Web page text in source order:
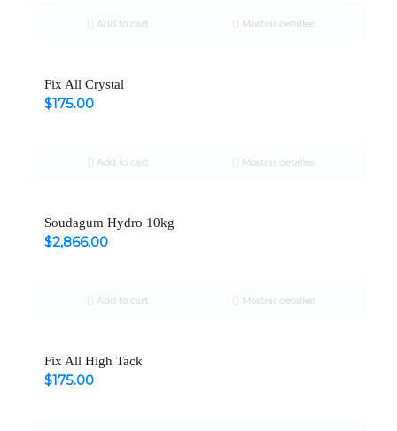
Add to cart Mostrar detalles
Fix All Crystal
$175.00
Add to cart Mostrar detalles
Soudagum Hydro 10kg
$2,866.00
Add to cart Mostrar detalles
Fix All High Tack
$175.00